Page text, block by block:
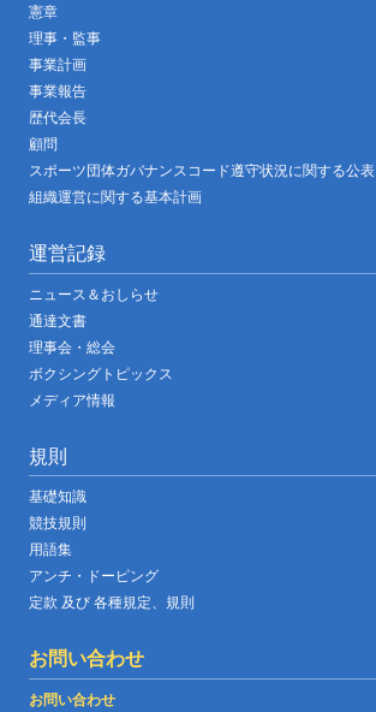
憲章
理事・監事
事業計画
事業報告
歴代会長
顧問
スポーツ団体ガバナンスコード遵守状況に関する公表
組織運営に関する基本計画
運営記録
ニュース＆おしらせ
通達文書
理事会・総会
ボクシングトピックス
メディア情報
規則
基礎知識
競技規則
用語集
アンチ・ドーピング
定款 及び 各種規定、規則
お問い合わせ
お問い合わせ